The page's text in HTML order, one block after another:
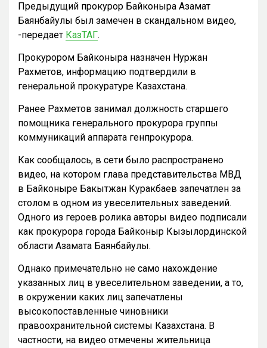
Предыдущий прокурор Байконыра Азамат
Баянбайулы был замечен в скандальном видео,
-передает КазТАГ.
Прокурором Байконыра назначен Нуржан
Рахметов, информацию подтвердили в
генеральной прокуратуре Казахстана.
Ранее Рахметов занимал должность старшего
помощника генерального прокурора группы
коммуникаций аппарата генпрокурора.
Как сообщалось, в сети было распространено
видео, на котором глава представительства МВД
в Байконыре Бакытжан Куракбаев запечатлен за
столом в одном из увеселительных заведений.
Одного из героев ролика авторы видео подписали
как прокурора города Байконыр Кызылординской
области Азамата Баянбайулы.
Однако примечательно не само нахождение
указанных лиц в увеселительном заведении, а то,
в окружении каких лиц запечатлены
высокопоставленные чиновники
правоохранительной системы Казахстана. В
частности, на видео отмечены жительница